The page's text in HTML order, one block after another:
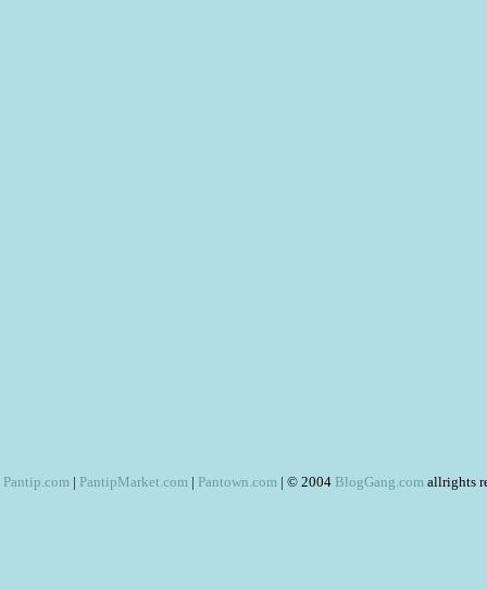
Pantip.com | PantipMarket.com | Pantown.com | © 2004 BlogGang.com allrights